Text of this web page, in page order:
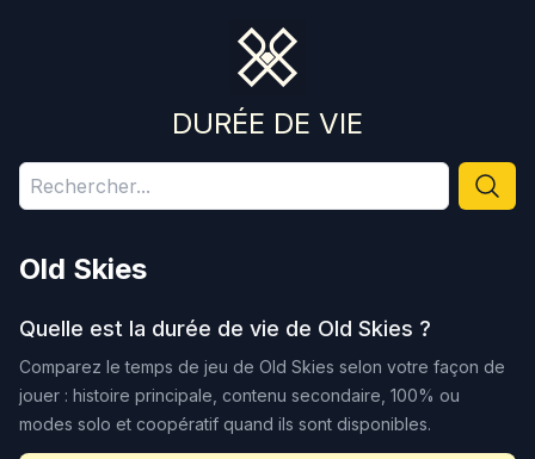
DURÉE DE VIE
Old Skies
Quelle est la durée de vie de Old Skies ?
Comparez le temps de jeu de Old Skies selon votre façon de
jouer : histoire principale, contenu secondaire, 100% ou
modes solo et coopératif quand ils sont disponibles.